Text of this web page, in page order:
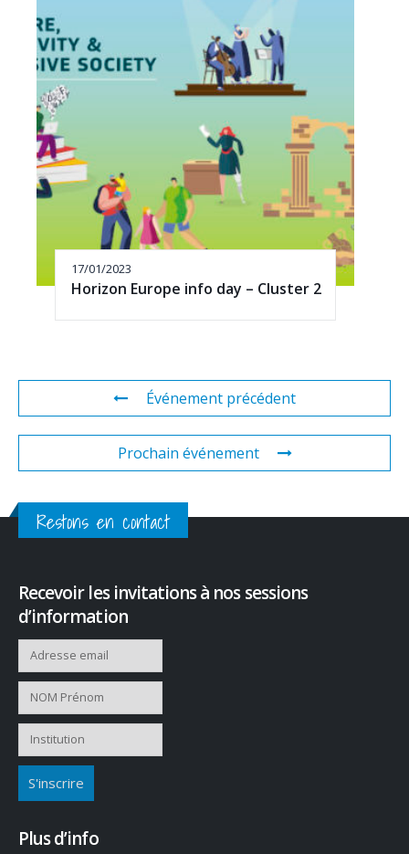
17/01/2023
Horizon Europe info day – Cluster 2
Événement précédent
Prochain événement
Restons en contact
Recevoir les invitations à nos sessions
d’information
Plus d’info